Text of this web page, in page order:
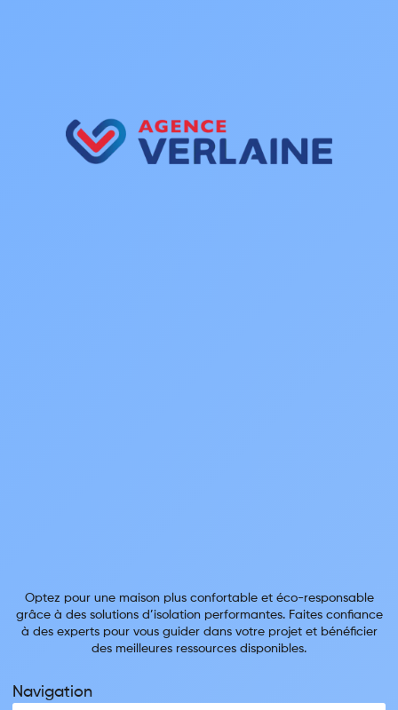
Optez pour une maison plus confortable et éco-responsable
grâce à des solutions d’isolation performantes. Faites confiance
à des experts pour vous guider dans votre projet et bénéficier
des meilleures ressources disponibles.
Navigation